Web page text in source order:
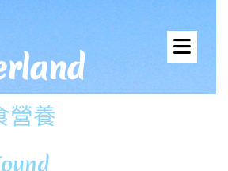
content
營養